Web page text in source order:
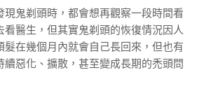
現鬼剃頭時，都會想再觀察一段時間看
看醫生，但其實鬼剃頭的恢復情況因人
髮在幾個月內就會自己長回來，但也有
續惡化、擴散，甚至變成長期的禿頭問